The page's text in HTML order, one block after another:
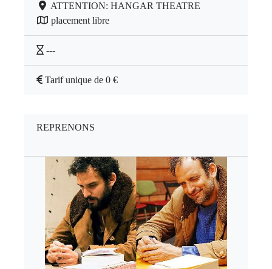
ATTENTION: HANGAR THEATRE
placement libre
---
Tarif unique de 0 €
REPRENONS